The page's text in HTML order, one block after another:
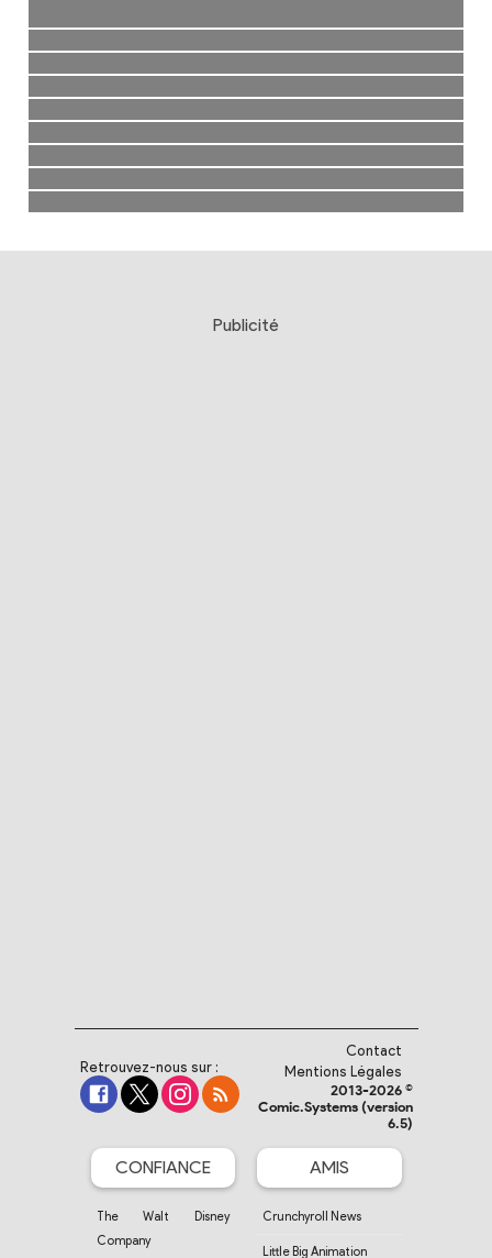
Publicité
Retrouvez-nous sur :
Contact
Mentions Légales
2013-2026 ©
Comic.Systems (version
6.5)
CONFIANCE
The Walt Disney
Company
AMIS
Crunchyroll News
Little Big Animation